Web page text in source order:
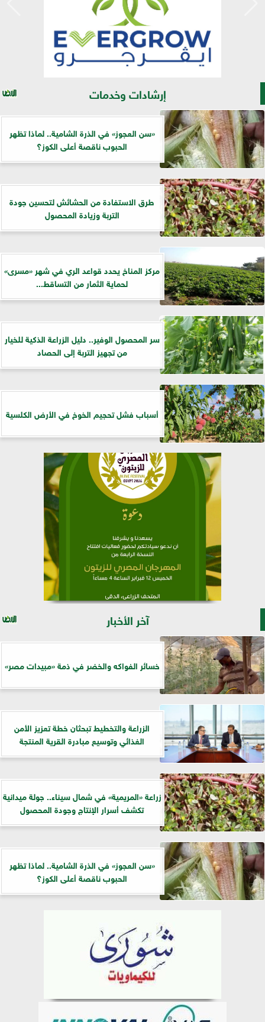
إرشادات وخدمات
«سن العجوز» في الذرة الشامية.. لماذا تظهر
الحبوب ناقصة أعلى الكوز؟
طرق الاستفادة من الحشائش لتحسين جودة
التربة وزيادة المحصول
مركز المناخ يحدد قواعد الري في شهر «مسرى»
لحماية الثمار من التساقط...
سر المحصول الوفير.. دليل الزراعة الذكية للخيار
من تجهيز التربة إلى الحصاد
أسباب فشل تحجيم الخوخ في الأرض الكلسية
آخر الأخبار
خسائر الفواكه والخضر في ذمة «مبيدات مصر»
الزراعة والتخطيط تبحثان خطة تعزيز الأمن
الغذائي وتوسيع مبادرة القرية المنتجة
زراعة «المريمية» في شمال سيناء.. جولة ميدانية
تكشف أسرار الإنتاج وجودة المحصول
«سن العجوز» في الذرة الشامية.. لماذا تظهر
الحبوب ناقصة أعلى الكوز؟